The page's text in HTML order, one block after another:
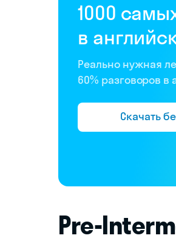
1000
в
Реально нужная
60% разговоров в
Скачать
Pre-